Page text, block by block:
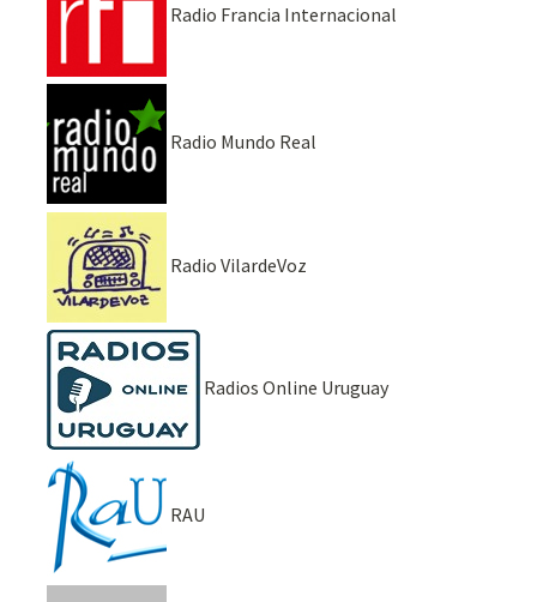
Radio Francia Internacional
Radio Mundo Real
Radio VilardeVoz
Radios Online Uruguay
RAU